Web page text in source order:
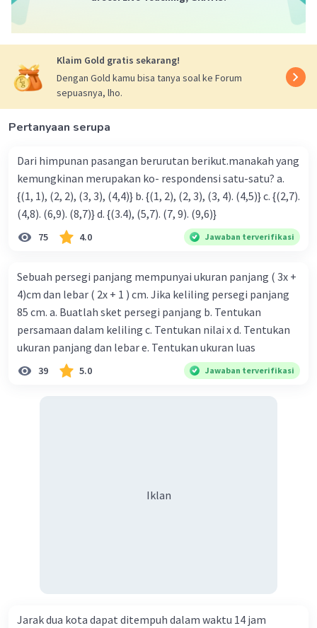
Sehingga banyak cara mereka duduk
Dengan demikian banyak cara 12 penumpang
tersebut duduk adalah 6.480 cara.
Beri Rating·0.0(0) Balas
Klaim Gold gratis sekarang!
Dengan Gold kamu bisa tanya soal ke Forum
sepuasnya, lho.
Pertanyaan serupa
Dari himpunan pasangan berurutan berikut.manakah yang
kemungkinan merupakan ko- respondensi satu-satu? a.
{(1, 1), (2, 2), (3, 3), (4,4)} b. {(1, 2), (2, 3), (3, 4). (4,5)} c. {(2,7).
(4,8). (6,9). (8,7)} d. {(3.4), (5,7). (7, 9). (9,6)}
75 4.0 Jawaban terverifikasi
Sebuah persegi panjang mempunyai ukuran panjang ( 3x +
4)cm dan lebar ( 2x + 1 ) cm. Jika keliling persegi panjang
85 cm. a. Buatlah sket persegi panjang b. Tentukan
persamaan dalam keliling c. Tentukan nilai x d. Tentukan
ukuran panjang dan lebar e. Tentukan ukuran luas
39 5.0 Jawaban terverifikasi
Iklan
Jarak dua kota dapat ditempuh dalam waktu 14 jam